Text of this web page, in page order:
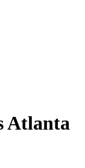
Atlanta